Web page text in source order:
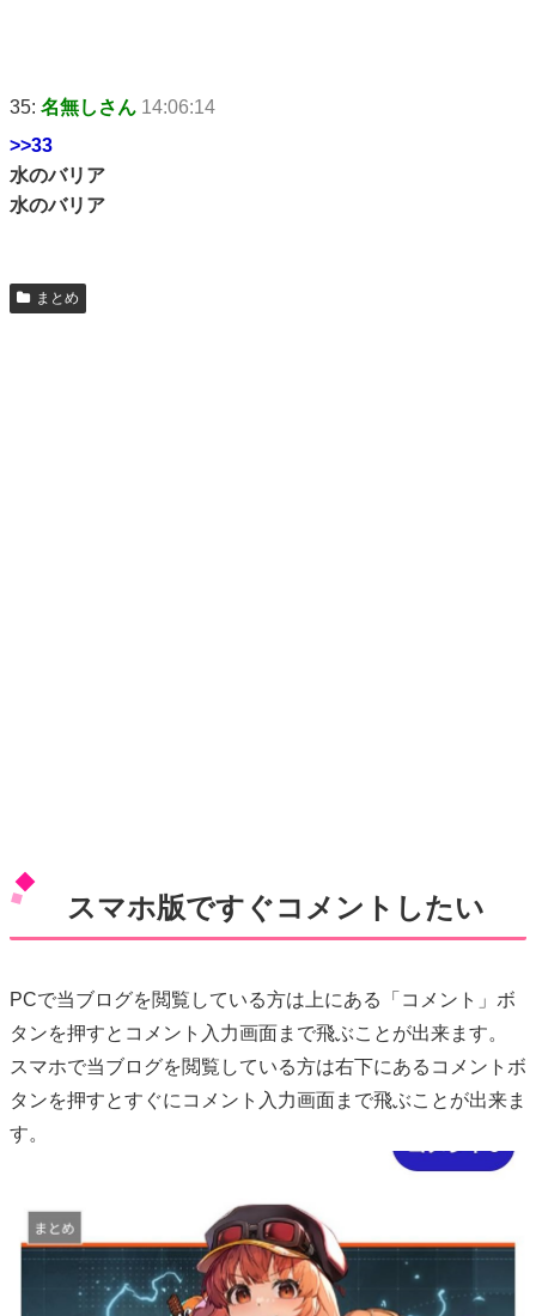
35: 名無しさん 14:06:14
>>33
水のバリア
水のバリア
まとめ
スマホ版ですぐコメントしたい
PCで当ブログを閲覧している方は上にある「コメント」ボ
タンを押すとコメント入力画面まで飛ぶことが出来ます。
スマホで当ブログを閲覧している方は右下にあるコメントボ
タンを押すとすぐにコメント入力画面まで飛ぶことが出来ま
す。